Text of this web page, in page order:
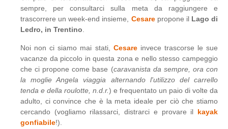
sempre, per consultarci sulla meta da raggiungere e
trascorrere un week-end insieme, Cesarepropone il Lago di
Ledro, in Trentino
Noi non ci siamo mai stati, Cesare invece trascorse le sue
vacanze da piccolo in questa zona e nello stesso campeggio
che ci propone come base (caravanista da sempre, ora con
la moglie Angela viaggia alternando l'utilizzo del carrello
tenda e della roulotte, n.d.r.) e frequentato un paio di volte da
adulto, ci convince che è la meta ideale per ciò che stiamo
cercando (vogliamo rilassarci, distrarci e provare il kayak
gonfiabile!).